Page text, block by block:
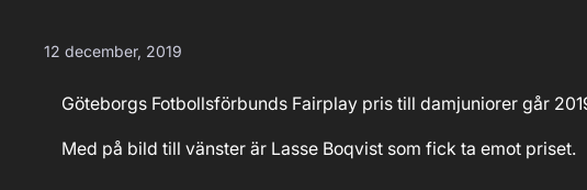
12 december, 2019
Göteborgs Fotbollsförbunds Fairplay pris till damjuniorer går
Med på bild till vänster är Lasse Boqvist som fick ta emot priset.